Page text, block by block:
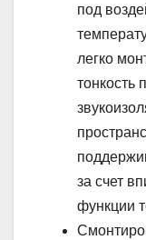
под
легко
тонкость
за счет
функции